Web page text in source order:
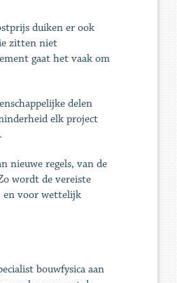
duiken er ook
zitten niet
gaat het vaak om
delen
elk project
nieuwe regels, van de
wordt de vereiste
en voor wettelijk
bouwfysica aan